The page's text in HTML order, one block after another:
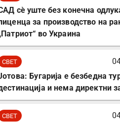
сè уште без конечна
за производство на
во Украина
СВЕТ
Бугарија е безбедна
и нема директни
СВЕТ